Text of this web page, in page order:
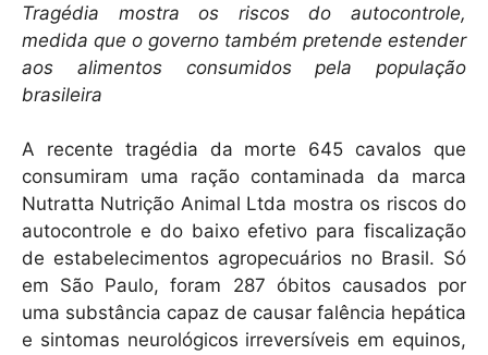
at
s
p
p
c
e
o
o
k
ai
l
Tragédia mostra os riscos do autocontrole,
medida que o governo também pretende estender
aos alimentos consumidos pela população
brasileira
A recente tragédia da morte 645 cavalos que
consumiram uma ração contaminada da marca
Nutratta Nutrição Animal Ltda mostra os riscos do
autocontrole e do baixo efetivo para fiscalização
de estabelecimentos agropecuários no Brasil. Só
em São Paulo, foram 287 óbitos causados por
uma substância capaz de causar falência hepática
e sintomas neurológicos irreversíveis em equinos,